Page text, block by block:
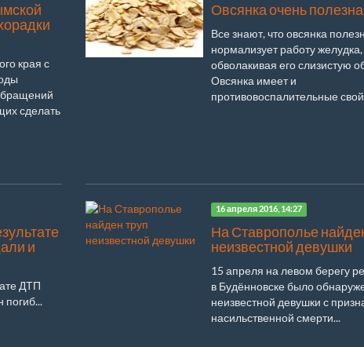
края с
сделать
Овсянка очень
Все знают, что овсянка
нормализует работу желудка,
обволакивая его слизистую
Овсянка имеет и
противовоспалительные
и
ДТП
погиб...
16 апреля 2016, 14:27
На Ставрополье
неизвестной девушки
15 апреля на левом берегу
в Будённовске было
неизвестной девушки с
насильственной смерти...